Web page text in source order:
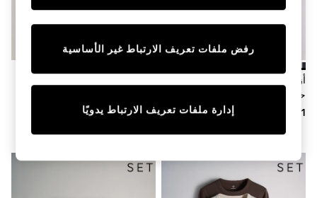
Cover Ups & Kaftans
Sandals
Swimwear
Jumpsuits & Playsuits
Skirts
Boys' Holiday Shop
Boys' Travel Styles
أزرق/كحلي/رمادي/محايد/أبيض -
قصير من The Set
محبوكة بنمط ناعم بياقة بحافة
رفض ملفات تعريف الارتباط غير الأساسية
إدارة ملفات تعريف الارتباط يدويًا